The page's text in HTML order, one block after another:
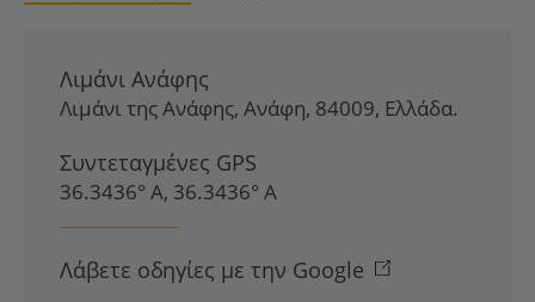
Λιμάνι Ανάφης
Λιμάνι της Ανάφης, Ανάφη, 84009, Ελλάδα.
Συντεταγμένες GPS
36.3436° Α, 36.3436° Α
Λάβετε οδηγίες με την Google